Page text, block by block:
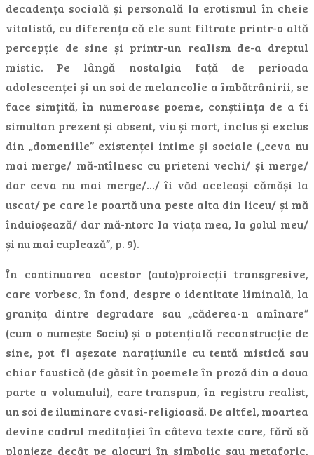
decadența socială și personală la erotismul în cheie
vitalistă, cu diferența că ele sunt filtrate printr-o altă
percepție de sine și printr-un realism de-a dreptul
mistic. Pe lângă nostalgia față de perioada
adolescenței și un soi de melancolie a îmbătrânirii, se
face simțită, în numeroase poeme, conștiința de a fi
simultan prezent și absent, viu și mort, inclus și exclus
din „domeniile” existenței intime și sociale („ceva nu
mai merge/ mă-ntîlnesc cu prieteni vechi/ și merge/
dar ceva nu mai merge/…/ îi văd aceleași cămăși la
uscat/ pe care le poartă una peste alta din liceu/ și mă
înduioșează/ dar mă-ntorc la viața mea, la golul meu/
și nu mai cuplează”, p. 9).
În continuarea acestor (auto)proiecții transgresive,
care vorbesc, în fond, despre o identitate liminală, la
granița dintre degradare sau „căderea-n amînare”
(cum o numește Sociu) și o potențială reconstrucție de
sine, pot fi așezate narațiunile cu tentă mistică sau
chiar faustică (de găsit în poemele în proză din a doua
parte a volumului), care transpun, în registru realist,
un soi de iluminare cvasi-religioasă. De altfel, moartea
devine cadrul meditației în câteva texte care, fără să
plonjeze decât pe alocuri în simbolic sau metaforic,